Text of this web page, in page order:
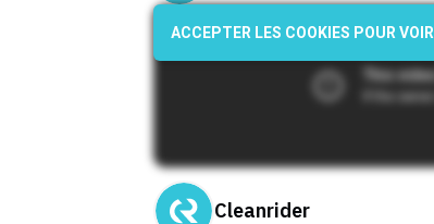
ACCEPTER LES COOKIES POUR VOIR
Cleanrider